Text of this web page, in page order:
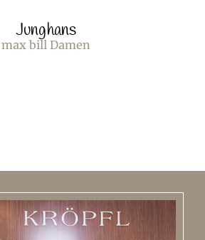
Junghans
max bill Damen